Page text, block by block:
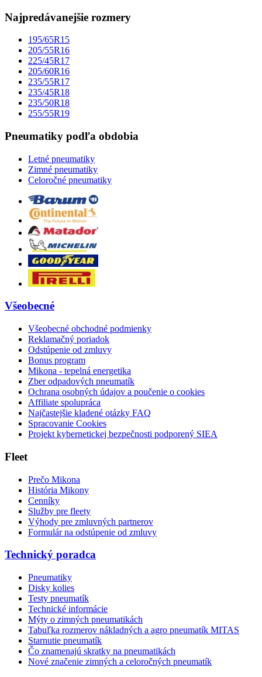
Najpredávanejšie rozmery
195/65R15
205/55R16
225/45R17
205/60R16
235/55R17
235/45R18
235/50R18
255/55R19
Pneumatiky podľa obdobia
Letné pneumatiky
Zimné pneumatiky
Celoročné pneumatiky
Všeobecné
Všeobecné obchodné podmienky
Reklamačný poriadok
Odstúpenie od zmluvy
Bonus program
Mikona - tepelná energetika
Zber odpadových pneumatík
Ochrana osobných údajov a poučenie o cookies
Affiliate spolupráca
Najčastejšie kladené otázky FAQ
Spracovanie Cookies
Projekt kybernetickej bezpečnosti podporený SIEA
Fleet
Prečo Mikona
História Mikony
Cenníky
Služby pre fleety
Výhody pre zmluvných partnerov
Formulár na odstúpenie od zmluvy
Technický poradca
Pneumatiky
Disky kolies
Testy pneumatík
Technické informácie
Mýty o zimných pneumatikách
Tabuľka rozmerov nákladných a agro pneumatík MITAS
Starnutie pneumatík
Čo znamenajú skratky na pneumatikách
Nové značenie zimných a celoročných pneumatík